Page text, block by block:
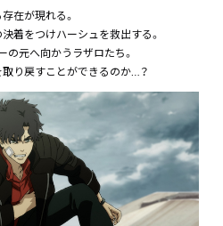
在が現れる。
着をつけハーシュを救出する。
元へ向かうラザロたち。
り戻すことができるのか…？